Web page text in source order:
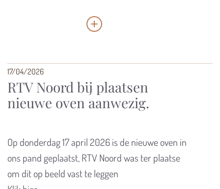
17/04/2026
RTV Noord bij plaatsen
nieuwe oven aanwezig.
Op donderdag 17 april 2026 is de nieuwe oven in
ons pand geplaatst, RTV Noord was ter plaatse
om dit op beeld vast te leggen